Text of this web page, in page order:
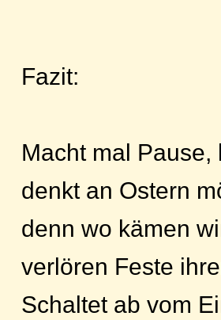
Fazit:
Macht mal Pause,
denkt an Ostern
denn wo kämen
verlören Feste
Schaltet ab vom